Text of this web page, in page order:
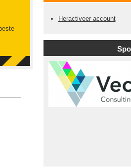
Heractiveer account